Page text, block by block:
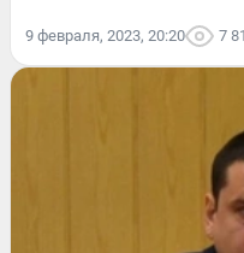
9 февраля, 2023, 20:20 7